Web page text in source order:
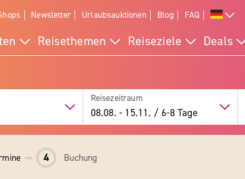
Newsletter Urlaubsauktionen Blog FAQ
Reisethemen Reiseziele Deals
Reisezeitraum
08.08. - 15.11. / 6-8 Tage
4 Buchung